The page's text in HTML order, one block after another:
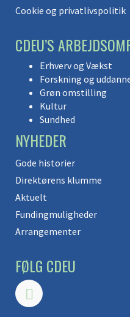
Cookie og privatlivspolitik
CDEU’S
Erhverv og Vækst
Forskning og
Grøn omstilling
Kultur
Sundhed
NYHEDER
Gode historier
Direktørens klumme
Aktuelt
Fundingmuligheder
Arrangementer
FØLG CDEU